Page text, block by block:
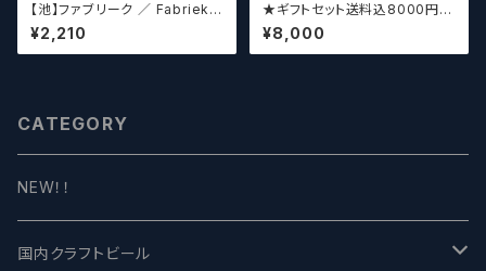
【池】ファブリーク ／ Fabriek
Oude Kriek Jart - Elle 37
5ml
¥2,210
★ギフトセット送料込8000円★
（お好みに合わせて高価なビー
ルも含めて5～6本チョイスさせ
ていただきます）【クラフトビー
¥8,000
CATEGORY
NEW！！
国内クラフトビール